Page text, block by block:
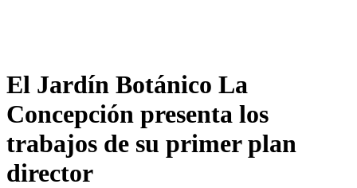
El Jardín Botánico La
Concepción presenta los
trabajos de su primer plan
director